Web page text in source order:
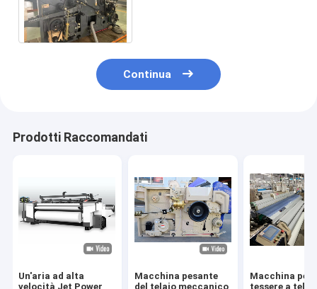
Continua
Prodotti Raccomandati
Un'aria ad alta
velocità Jet Power
Macchina pesante
del telaio meccanico
Macchina per
tessere a